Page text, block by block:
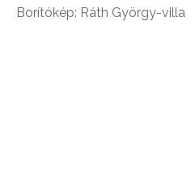
Borítókép: Ráth György-villa